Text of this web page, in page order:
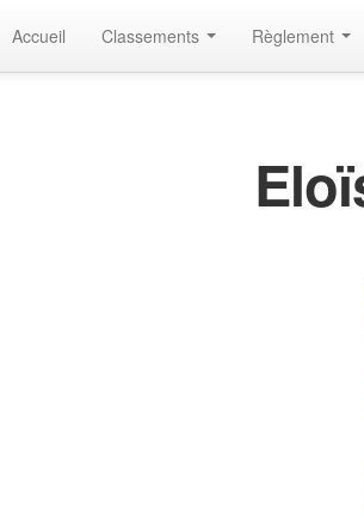
Accueil Classements Règlement